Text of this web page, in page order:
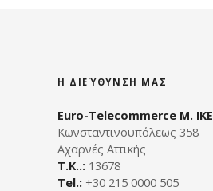
g
a
Η ΔΙΕΎΘΥΝΣΗ ΜΑΣ
Euro-Telecommerce Μ. ΙΚΕ
Κωνσταντινουπόλεως 358
Αχαρνές Αττικής
Τ.Κ..: 13678
Tel.: +30 215 0000 505